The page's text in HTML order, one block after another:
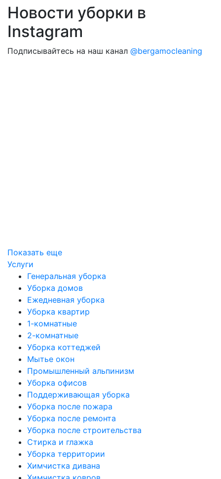
Новости уборки в
Instagram
Подписывайтесь на наш канал @bergamocleaning
Показать еще
Услуги
Генеральная уборка
Уборка домов
Ежедневная уборка
Уборка квартир
1-комнатные
2-комнатные
Уборка коттеджей
Мытье окон
Промышленный альпинизм
Уборка офисов
Поддерживающая уборка
Уборка после пожара
Уборка после ремонта
Уборка после строительства
Стирка и глажка
Уборка территории
Химчистка дивана